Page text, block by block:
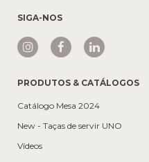
SIGA-NOS
PRODUTOS & CATÁLOGOS
Catálogo Mesa 2024
New - Taças de servir UNO
Vídeos